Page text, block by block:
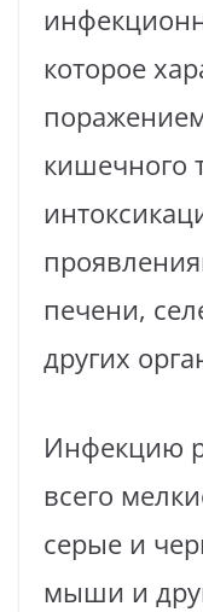
которое
кишечного
печени,
других
Инфекцию
всего
серые и
мыши и